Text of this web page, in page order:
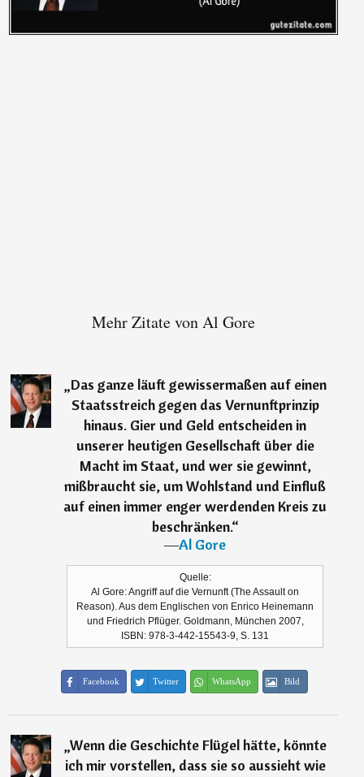
Mehr Zitate von Al Gore
„Das ganze läuft gewissermaßen auf einen
Staatsstreich gegen das Vernunftprinzip
hinaus. Gier und Geld entscheiden in
unserer heutigen Gesellschaft über die
Macht im Staat, und wer sie gewinnt,
mißbraucht sie, um Wohlstand und Einfluß
auf einen immer enger werdenden Kreis zu
beschränken.“
―Al Gore
Quelle:
Al Gore: Angriff auf die Vernunft (The Assault on
Reason). Aus dem Englischen von Enrico Heinemann
und Friedrich Pflüger. Goldmann, München 2007,
ISBN: 978-3-442-15543-9, S. 131
Facebook Twitter WhatsApp Bild
„Wenn die Geschichte Flügel hätte, könnte
ich mir vorstellen, dass sie so aussieht wie